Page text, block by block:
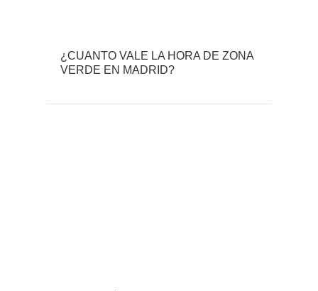
¿CUANTO VALE LA HORA DE ZONA
VERDE EN MADRID?